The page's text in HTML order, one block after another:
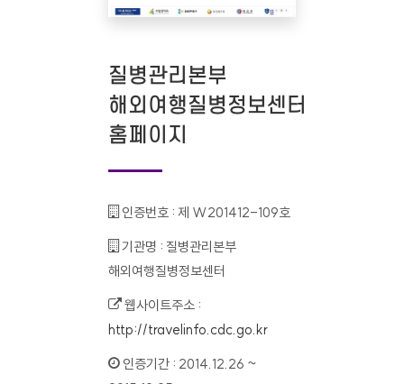
질병관리본부
해외여행질병정보센터
홈페이지
인증번호 : 제 W201412-109호
기관명 : 질병관리본부
해외여행질병정보센터
웹사이트주소 :
http://travelinfo.cdc.go.kr
인증기간 : 2014.12.26 ~